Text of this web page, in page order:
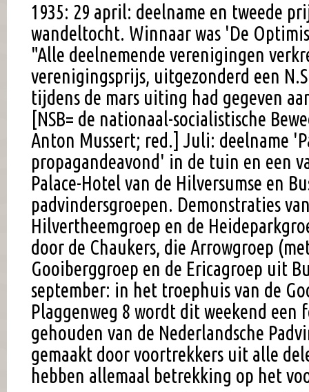
1935: 29 april: deelname en tweede
wandeltocht. Winnaar was 'De
"Alle deelnemende verenigingen
verenigingsprijs, uitgezonderd een
tijdens de mars uiting had gegeven
[NSB= de nationaal-socialistische
Anton Mussert; red.] Juli: deelname
propagandeavond' in de tuin en een
Palace-Hotel van de Hilversumse en
padvindersgroepen. Demonstraties
Hilvertheemgroep en de
door de Chaukers, die Arrowgroep
Gooiberggroep en de Ericagroep uit
september: in het troephuis van de
Plaggenweg 8 wordt dit weekend
gehouden van de Nederlandsche
gemaakt door voortrekkers uit alle
hebben allemaal betrekking op het